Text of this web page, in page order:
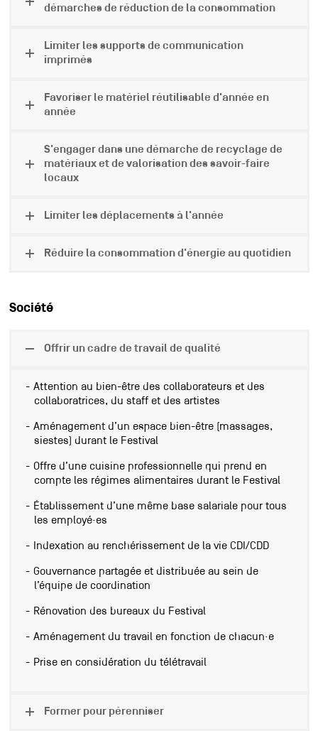
démarches de réduction de la consommation
Limiter les supports de communication
imprimés
Favoriser le matériel réutilisable d'année en
année
S'engager dans une démarche de recyclage de
matériaux et de valorisation des savoir-faire
locaux
Limiter les déplacements à l'année
Réduire la consommation d'énergie au quotidien
Société
Offrir un cadre de travail de qualité
Attention au bien-être des collaborateurs et des
collaboratrices, du staff et des artistes
Aménagement d’un espace bien-être (massages,
siestes) durant le Festival
Offre d’une cuisine professionnelle qui prend en
compte les régimes alimentaires durant le Festival
Établissement d’une même base salariale pour tous
les employé·es
Indexation au renchérissement de la vie CDI/CDD
Gouvernance partagée et distribuée au sein de
l’équipe de coordination
Rénovation des bureaux du Festival
Aménagement du travail en fonction de chacun·e
Prise en considération du télétravail
Former pour pérenniser